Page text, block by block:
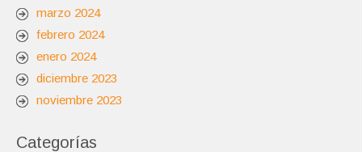
marzo 2024
febrero 2024
enero 2024
diciembre 2023
noviembre 2023
Categorías